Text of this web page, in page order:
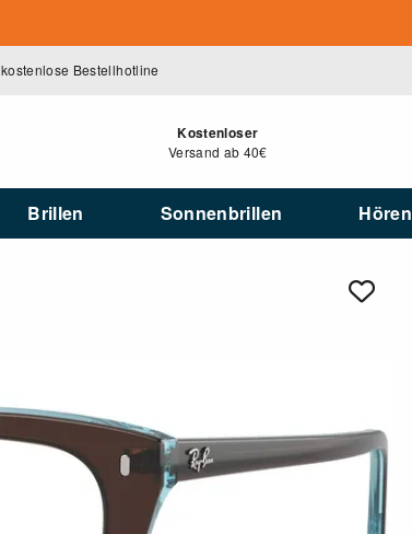
kostenlose Bestellhotline
Kostenloser
Versand ab 40€
Brillen Sonnenbrillen Hören